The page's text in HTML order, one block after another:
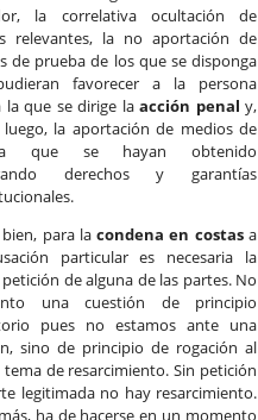
la correlativa ocultación de
relevantes, la no aportación de
de prueba de los que se disponga
favorecer a la persona
la que se dirige la acción penal y,
luego, la aportación de medios de
que se hayan obtenido
derechos y garantías
para lacondena en costasa
particular es necesaria la
de alguna de las partes. No
una cuestión de principio
pues no estamos ante una
sino de principio de rogación al
de resarcimiento. Sin petición
legitimada no hay resarcimiento.
ha de hacerse en un momento